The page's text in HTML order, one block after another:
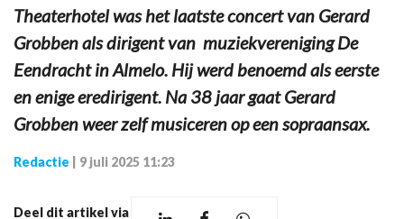
Theaterhotel was het laatste concert van Gerard
Grobben als dirigent van muziekvereniging De
Eendracht in Almelo. Hij werd benoemd als eerste
en enige eredirigent. Na 38 jaar gaat Gerard
Grobben weer zelf musiceren op een sopraansax.
Redactie 9 juli 2025 11:23
Deel dit artikel via